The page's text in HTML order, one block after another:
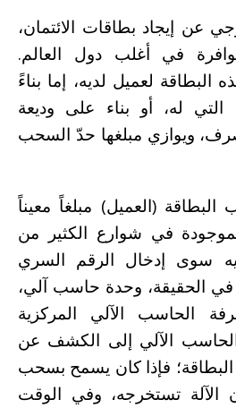
عن إيجاد بطاقات الائتمان،
في أغلب دول العالم.
لعميل لديه، إما بناءً
التي له، أو بناء على وديعة
ويوازي مبلغها حدّ السحب
(العميل) مبلغاً معيناً
في شوارع الكثير من
سوى إدخال الرقم السري
في الحقيقة، وحدة حاسب آلي،
الحاسب الآلي المركزية
الآلي إلى الكشف عن
فإذا كان يسمح بسحب
الآلة تستخرجه، وفي الوقت